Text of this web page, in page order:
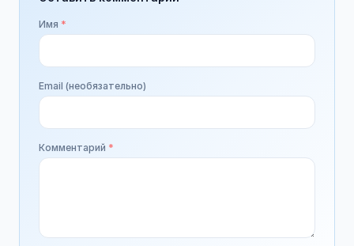
Имя *
Email (необязательно)
Комментарий *